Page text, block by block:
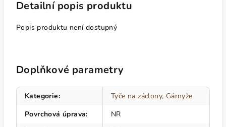
Detailní popis produktu
Popis produktu není dostupný
Doplňkové parametry
Kategorie:
Tyče na záclony, Gárnyže
Povrchová úprava:
NR